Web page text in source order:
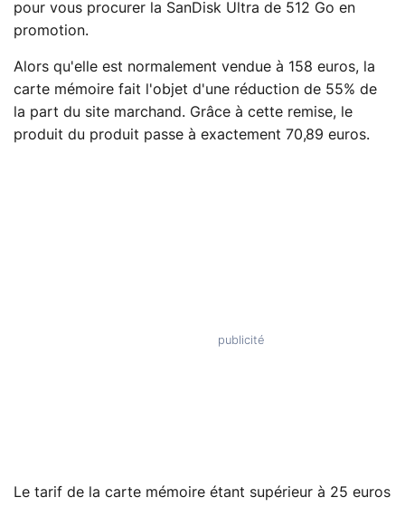
pour vous procurer la SanDisk Ultra de 512 Go en
promotion.
Alors qu'elle est normalement vendue à 158 euros, la
carte mémoire fait l'objet d'une réduction de 55% de
la part du site marchand. Grâce à cette remise, le
produit du produit passe à exactement 70,89 euros.
Le tarif de la carte mémoire étant supérieur à 25 euros